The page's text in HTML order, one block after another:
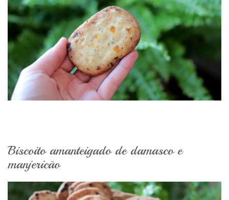
Biscoito amanteigado de damasco e
manjericão